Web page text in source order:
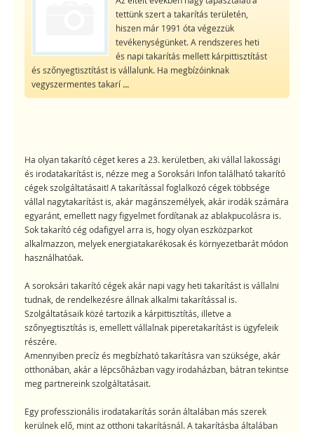
tettünk szert a takarítás területén,
hiszen már 1991 óta végezzük
tevékenységünket. A rendszeres heti
és napi takarítás mellett kárpittisztítást
és szőnyegtisztítást is vállalunk. Ha megbízóinknak
vegyszermentes takarí...
Ha olyan takarító céget keres a 23. kerületben, aki vállal lakossági
és irodatakarítást is, nézze meg a Soroksári Infon található takarító
cégek szolgáltatásait! A takarítással foglalkozó cégek többsége
vállal nagytakarítást is, akár magánszemélyek, akár irodák számára
egyaránt, emellett nagy figyelmet fordítanak az ablakpucolásra is.
Sok takarító cég odafigyel arra is, hogy olyan eszközparkot
alkalmazzon, melyek energiatakarékosak és környezetbarát módon
használhatóak.
A soroksári takarító cégek akár napi vagy heti takarítást is vállalni
tudnak, de rendelkezésre állnak alkalmi takarítással is.
Szolgáltatásaik közé tartozik a kárpittisztítás, illetve a
szőnyegtisztítás is, emellett vállalnak piperetakarítást is ügyfeleik
részére.
Amennyiben precíz és megbízható takarításra van szüksége, akár
otthonában, akár a lépcsőházban vagy irodaházban, bátran tekintse
meg partnereink szolgáltatásait.
Egy professzionális irodatakarítás során általában más szerek
kerülnek elő, mint az otthoni takarításnál. A takarításba általában